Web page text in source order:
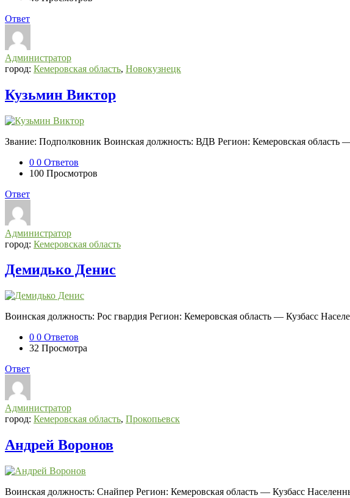
Ответ
Администратор
город: Кемеровская область, Новокузнецк
Кузьмин Виктор
Звание: Подполковник Воинская должность: ВДВ Регион: Кемеровская область
0 0 Ответов
100 Просмотров
Ответ
Администратор
город: Кемеровская область
Демидько Денис
Воинская должность: Рос гвардия Регион: Кемеровская область — Кузбасс
0 0 Ответов
32 Просмотра
Ответ
Администратор
город: Кемеровская область, Прокопьевск
Андрей Воронов
Воинская должность: Снайпер Регион: Кемеровская область — Кузбасс